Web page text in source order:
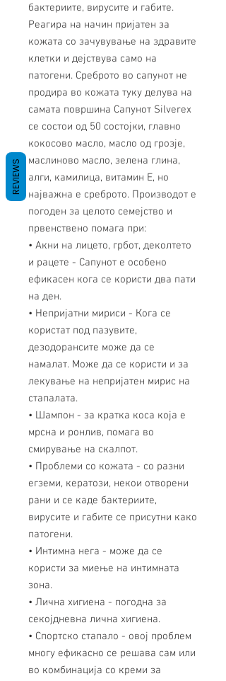
бактериите, вирусите и габите.
Реагира на начин пријатен за
кожата со зачувување на здравите
клетки и дејствува само на
патогени. Среброто во сапунот не
продира во кожата туку делува на
самата површина Сапунот Silverex
се состои од 50 состојки, главно
кокосово масло, масло од грозје,
маслиново масло, зелена глина,
алги, камилица, витамин Е, но
најважна е среброто. Производот е
погоден за целото семејство и
првенствено помага при:
• Акни на лицето, грбот, деколтето
и рацете - Сапунот е особено
ефикасен кога се користи два пати
на ден.
• Непријатни мириси - Кога се
користат под пазувите,
дезодорансите може да се
намалат. Може да се користи и за
лекување на непријатен мирис на
стапалата.
• Шампон - за кратка коса која е
мрсна и ронлив, помага во
смирување на скалпот.
• Проблеми со кожата - со разни
егземи, кератози, некои отворени
рани и се каде бактериите,
вирусите и габите се присутни како
патогени.
• Интимна нега - може да се
користи за миење на интимната
зона.
• Лична хигиена - погодна за
секојдневна лична хигиена.
• Спортско стапало - овој проблем
многу ефикасно се решава сам или
во комбинација со креми за
REVIEWS